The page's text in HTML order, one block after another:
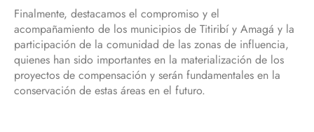
Finalmente, destacamos el compromiso y el
acompañamiento de los municipios de Titiribí y Amagá y la
participación de la comunidad de las zonas de influencia,
quienes han sido importantes en la materialización de los
proyectos de compensación y serán fundamentales en la
conservación de estas áreas en el futuro.